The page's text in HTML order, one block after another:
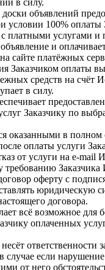
в силу.
объявлений
условии 100% оплаты
платными услугами и
и
сайте платёжных
Заказчиком оплаты
средств на счёт
в силу.
Заказчику по
оказанными в полном
оплаты услуги
от услуги на e-mail
Заказчика
оферту с
юридическую
договора.
всё возможное для
оплаченных
ответственности
случае если
от него